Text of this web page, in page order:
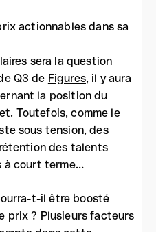
actionnables dans sa
sera la question
Q3 de Figures, il y aura
la position du
Toutefois, comme le
sous tension, des
des talents
à court terme…
t-il être boosté
prix ? Plusieurs facteurs